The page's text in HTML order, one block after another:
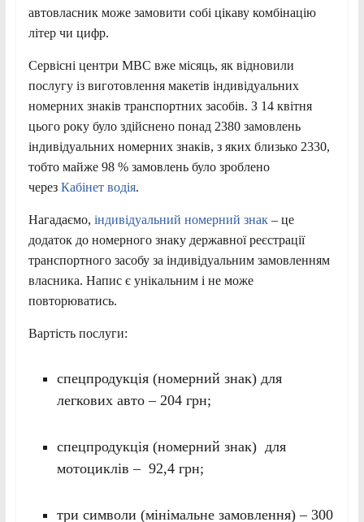
автовласник може замовити собі цікаву комбінацію
літер чи цифр.
Сервісні центри МВС вже місяць, як відновили
послугу із виготовлення макетів індивідуальних
номерних знаків транспортних засобів. З 14 квітня
цього року було здійснено понад 2380 замовлень
індивідуальних номерних знаків, з яких близько 2330,
тобто майже 98 % замовлень було зроблено
через Кабінет водія.
Нагадаємо, індивідуальний номерний знак– це
додаток до номерного знаку державної реєстрації
транспортного засобу за індивідуальним замовленням
власника. Напис є унікальним і не може
повторюватись.
Вартість послуги:
спецпродукція (номерний знак) для
легкових авто – 204 грн;
спецпродукція (номерний знак) для
мотоциклів – 92,4 грн;
три символи (мінімальне замовлення) – 300